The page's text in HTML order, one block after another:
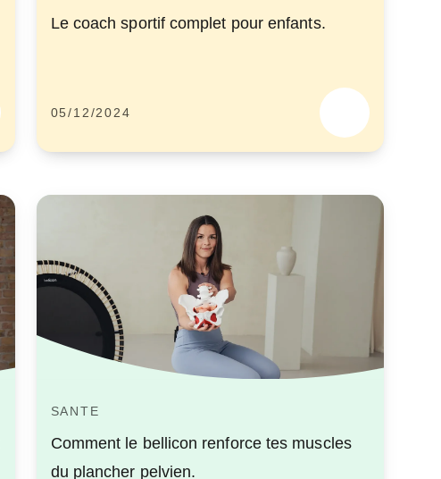
Le coach sportif complet pour enfants.
05/12/2024
SANTE
Comment le bellicon renforce tes muscles
du plancher pelvien.